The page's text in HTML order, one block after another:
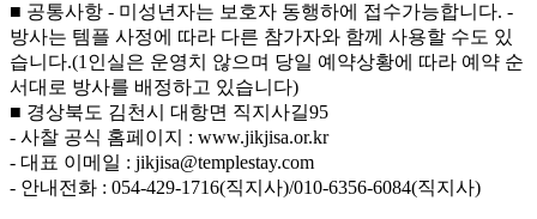
■ 공통사항 - 미성년자는 보호자 동행하에 접수가능합니다. -
방사는 템플 사정에 따라 다른 참가자와 함께 사용할 수도 있
습니다.(1인실은 운영치 않으며 당일 예약상황에 따라 예약 순
서대로 방사를 배정하고 있습니다)
■ 경상북도 김천시 대항면 직지사길95
- 사찰 공식 홈페이지 : www.jikjisa.or.kr
- 대표 이메일 : jikjisa@templestay.com
- 안내전화 : 054-429-1716(직지사)/010-6356-6084(직지사)